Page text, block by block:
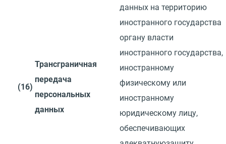
(16)
Трансграничная
передача
персональных
данных
данных на территорию
иностранного государства
органу власти
иностранного государства,
иностранному
физическому или
иностранному
юридическому лицу,
обеспечивающих